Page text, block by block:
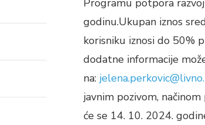
Programu potpora
godinu.Ukupan iznos
korisniku iznosi do 50%
dodatne informacije
na:
javnim pozivom,
će se 14. 10. 2024.